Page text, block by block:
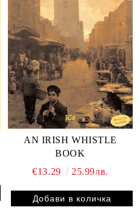
AN IRISH WHISTLE
BOOK
€13.29
25.99лв.